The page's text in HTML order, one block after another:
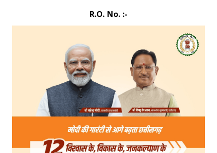
R.O. No. :-